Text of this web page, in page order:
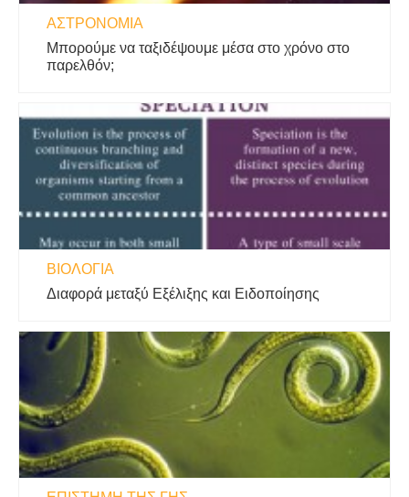
ΑΣΤΡΟΝΟΜΊΑ
Μπορούμε να ταξιδέψουμε μέσα στο χρόνο στο
παρελθόν;
ΒΙΟΛΟΓΊΑ
Διαφορά μεταξύ Εξέλιξης και Ειδοποίησης